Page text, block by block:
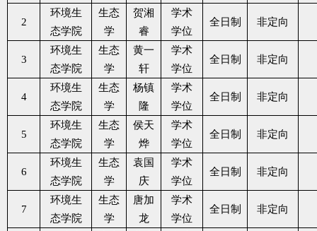
2
环境生
态学院
生态
学
贺湘
睿
学术
学位
全日制 非定向
3
环境生
态学院
生态
学
黄一
轩
学术
学位
全日制 非定向
4
环境生
态学院
生态
学
杨镇
隆
学术
学位
全日制 非定向
5
环境生
态学院
生态
学
侯天
烨
学术
学位
全日制 非定向
6
环境生
态学院
生态
学
袁国
庆
学术
学位
全日制 非定向
7
环境生
态学院
生态
学
唐加
龙
学术
学位
全日制 非定向